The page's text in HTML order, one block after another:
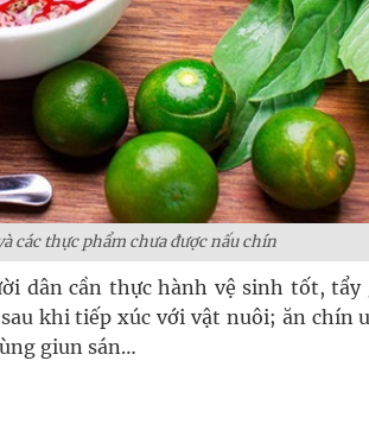
các thực phẩm chưa được nấu chín
dân cần thực hành vệ sinh tốt,
khi tiếp xúc với vật nuôi; ăn chín
giun sán…